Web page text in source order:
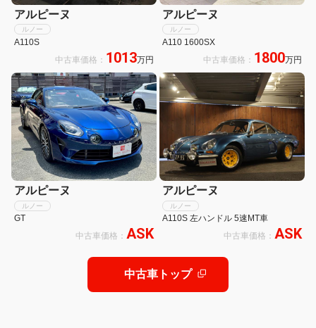
アルピーヌ
ルノー
A110S
中古車価格： 1013万円
アルピーヌ
ルノー
A110 1600SX
中古車価格： 1800万円
アルピーヌ
ルノー
GT
中古車価格： ASK
アルピーヌ
ルノー
A110S 左ハンドル 5速MT車
中古車価格： ASK
中古車トップ